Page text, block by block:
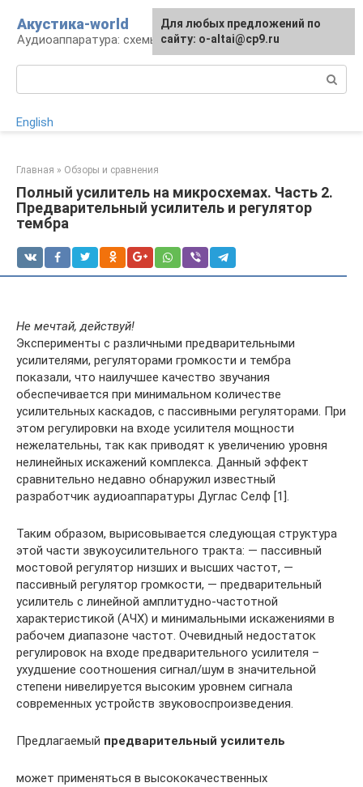
контенту
Акустика-world
Аудиоаппаратура: схемы и работа
English
Главная » Обзоры и сравнения
Полный усилитель на микросхемах. Часть 2.
Предварительный усилитель и регулятор
тембра
Не мечтай, действуй!
Эксперименты с различными предварительными
усилителями, регуляторами громкости и тембра
показали, что наилучшее качество звучания
обеспечивается при минимальном количестве
усилительных каскадов, с пассивными регуляторами. При
этом регулировки на входе усилителя мощности
нежелательны, так как приводят к увеличению уровня
нелинейных искажений комплекса. Данный эффект
сравнительно недавно обнаружил известный
разработчик аудиоаппаратуры Дуглас Селф [1].
Таким образом, вырисовывается следующая структура
этой части звукоусилительного тракта: — пассивный
мостовой регулятор низших и высших частот, —
пассивный регулятор громкости, — предварительный
усилитель с линейной амплитудно-частотной
характеристикой (АЧХ) и минимальными искажениями в
рабочем диапазоне частот. Очевидный недостаток
регулировок на входе предварительного усилителя –
ухудшение соотношения сигнал/шум в значительной
степени нивелируется высоким уровнем сигнала
современных устройств звуковоспроизведения.
Предлагаемый предварительный усилитель
может применяться в высококачественных
Для любых предложений по
сайту: o-altai@cp9.ru